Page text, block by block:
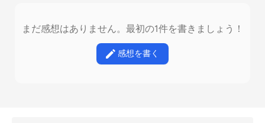
まだ感想はありません。最初の1件を書きましょう！
感想を書く